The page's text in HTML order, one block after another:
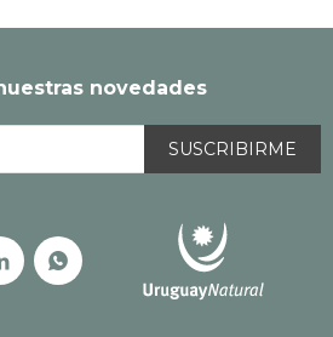
novedades
SUSCRIBIRME
